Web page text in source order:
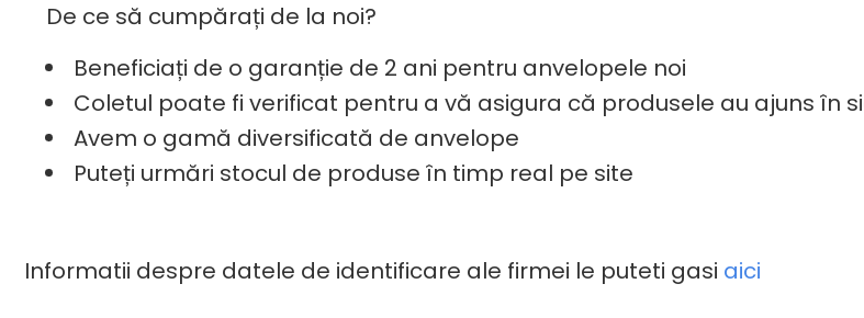
De ce să cumpărați de la noi?
Beneficiați de o garanție de 2 ani pentru anvelopele noi
Coletul poate fi verificat pentru a vă asigura că produsele au ajuns în
Avem o gamă diversificată de anvelope
Puteți urmări stocul de produse în timp real pe site
Informatii despre datele de identificare ale firmei le puteti gasi aici